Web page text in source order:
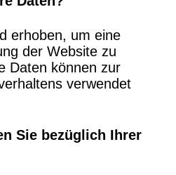
erhoben, um eine
der Website zu
Daten können zur
verwendet
Sie bezüglich Ihrer